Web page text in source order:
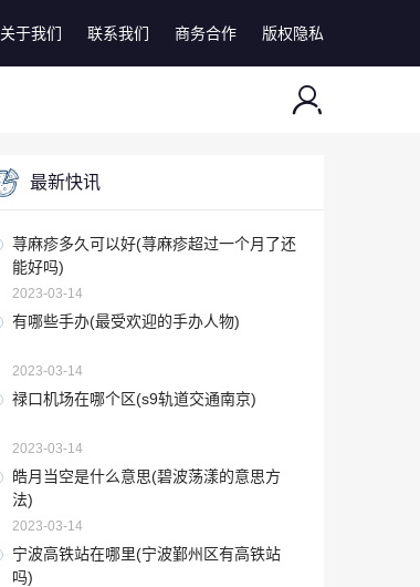
关于我们 联系我们 商务合作 版权隐私
最新快讯
荨麻疹多久可以好(荨麻疹超过一个月了还
能好吗)
2023-03-14
有哪些手办(最受欢迎的手办人物)
2023-03-14
禄口机场在哪个区(s9轨道交通南京)
2023-03-14
皓月当空是什么意思(碧波荡漾的意思方
法)
2023-03-14
宁波高铁站在哪里(宁波鄞州区有高铁站
吗)